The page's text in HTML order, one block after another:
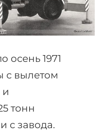
осень 1971
с вылетом
и
тонн
с завода.